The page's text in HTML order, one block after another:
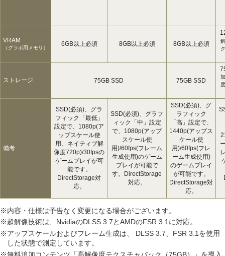
VRAM
（グラボ用メモリ）
6GB以上必須 8GB以上必須 8GB以上必須
ストレージ 75GB SSD 75GB SSD
備考
SSD(必須)、グラ
フィック「最低」
設定で、1080p(ア
ップスケール使
用、ネイティブ解
像度720p)/30fpsの
ゲームプレイが可
能です。
DirectStorage対
応。
SSD(必須)、グラフ
ィック「中」設定
で、1080p(アップ
スケール使
用)/60fps(フレーム
生成使用)のゲーム
プレイが可能で
す。DirectStorage
対応。
SSD(必須)、グ
ラフィック
「高」設定で、
1440p(アップス
ケール使
用)/60fps(フレ
ーム生成使用)
のゲームプレイ
が可能です。
DirectStorage対
応。
※内容・仕様は予告なく変更になる場合がございます。
※超解像技術は、NvidiaのDLSS 3.7とAMDのFSR 3.1に対応。
※アップスケールおよびフレーム生成は、 DLSS 3.7、FSR 3.1を使用
した状態で測定しています。
※無料追加コンテンツ「高解像度テクスチャパック（75GB）」を導入